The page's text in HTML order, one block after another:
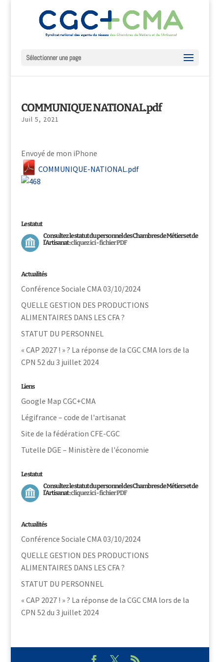
Sélectionner une page
COMMUNIQUE NATIONAL.pdf
Juil 5, 2021
Envoyé de mon iPhone
COMMUNIQUE-NATIONAL.pdf
Le statut
Consultez le statut du personnel des Chambres de Métiers et de
l’Artisanat :cliquez ici - fichier PDF
Actualités
Conférence Sociale CMA 03/10/2024
QUELLE GESTION DES PRODUCTIONS
ALIMENTAIRES DANS LES CFA ?
STATUT DU PERSONNEL
« CAP 2027 ! » ? La réponse de la CGC CMA lors de la
CPN 52 du 3 juillet 2024
Liens
Google Map CGC+CMA
Légifrance – code de l'artisanat
Site de la fédération CFE-CGC
Tutelle DGE – Ministère de l'économie
Le statut
Consultez le statut du personnel des Chambres de Métiers et de
l’Artisanat :cliquez ici - fichier PDF
Actualités
Conférence Sociale CMA 03/10/2024
QUELLE GESTION DES PRODUCTIONS
ALIMENTAIRES DANS LES CFA ?
STATUT DU PERSONNEL
« CAP 2027 ! » ? La réponse de la CGC CMA lors de la
CPN 52 du 3 juillet 2024